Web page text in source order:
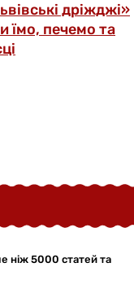
дріжджі»
їмо, печемо та
ніж 5000 статей та